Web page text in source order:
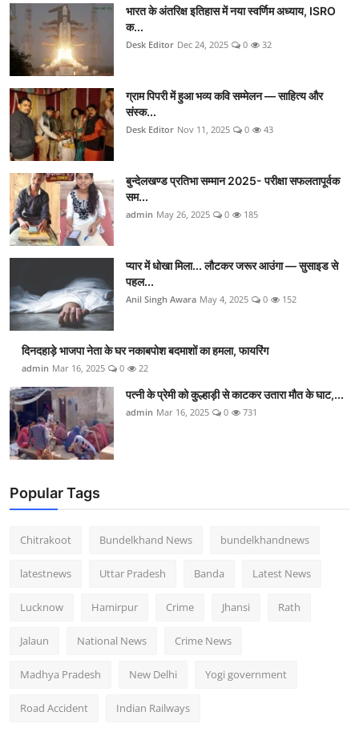
भारत के अंतरिक्ष इतिहास में नया स्वर्णिम अध्याय, ISRO
क...
Desk Editor Dec 24, 2025 0 32
ग्राम पिपरी में हुआ भव्य कवि सम्मेलन — साहित्य और
संस्क...
Desk Editor Nov 11, 2025 0 43
बुन्देलखण्ड प्रतिभा सम्मान 2025- परीक्षा सफलतापूर्वक
सम...
admin May 26, 2025 0 185
प्यार में धोखा मिला... लौटकर जरूर आउंगा — सुसाइड से
पहल...
Anil Singh Awara May 4, 2025 0 152
दिनदहाड़े भाजपा नेता के घर नकाबपोश बदमाशों का हमला, फायरिंग
admin Mar 16, 2025 0 22
पत्नी के प्रेमी को कुल्हाड़ी से काटकर उतारा मौत के घाट,...
admin Mar 16, 2025 0 731
Popular Tags
Chitrakoot Bundelkhand News bundelkhandnews
latestnews Uttar Pradesh Banda Latest News
Lucknow Hamirpur Crime Jhansi Rath
Jalaun National News Crime News
Madhya Pradesh New Delhi Yogi government
Road Accident Indian Railways